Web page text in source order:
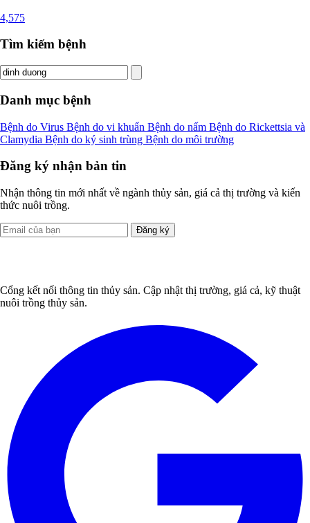
4,575
Tìm kiếm bệnh
Danh mục bệnh
Bệnh do Virus Bệnh do vi khuẩn Bệnh do nấm Bệnh do Rickettsia và
Clamydia Bệnh do ký sinh trùng Bệnh do môi trường
Đăng ký nhận bản tin
Nhận thông tin mới nhất về ngành thủy sản, giá cả thị trường và kiến
thức nuôi trồng.
Đăng ký
Cổng kết nối thông tin thủy sản. Cập nhật thị trường, giá cả, kỹ thuật
nuôi trồng thủy sản.